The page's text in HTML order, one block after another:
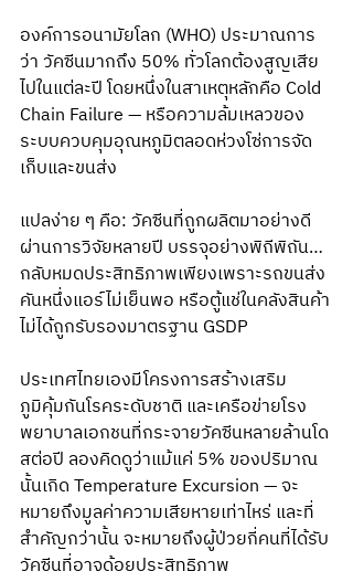
องค์การอนามัยโลก (WHO) ประมาณการ
ว่า วัคซีนมากถึง 50% ทั่วโลกต้องสูญเสีย
ไปในแต่ละปี โดยหนึ่งในสาเหตุหลักคือ Cold
Chain Failure — หรือความล้มเหลวของ
ระบบควบคุมอุณหภูมิตลอดห่วงโซ่การจัด
เก็บและขนส่ง
แปลง่าย ๆ คือ: วัคซีนที่ถูกผลิตมาอย่างดี
ผ่านการวิจัยหลายปี บรรจุอย่างพิถีพิถัน…
กลับหมดประสิทธิภาพเพียงเพราะรถขนส่ง
คันหนึ่งแอร์ไม่เย็นพอ หรือตู้แช่ในคลังสินค้า
ไม่ได้ถูกรับรองมาตรฐาน GSDP
ประเทศไทยเองมีโครงการสร้างเสริม
ภูมิคุ้มกันโรคระดับชาติ และเครือข่ายโรง
พยาบาลเอกชนที่กระจายวัคซีนหลายล้านโด
สต่อปี ลองคิดดูว่าแม้แค่ 5% ของปริมาณ
นั้นเกิด Temperature Excursion — จะ
หมายถึงมูลค่าความเสียหายเท่าไหร่ และที่
สำคัญกว่านั้น จะหมายถึงผู้ป่วยกี่คนที่ได้รับ
วัคซีนที่อาจด้อยประสิทธิภาพ